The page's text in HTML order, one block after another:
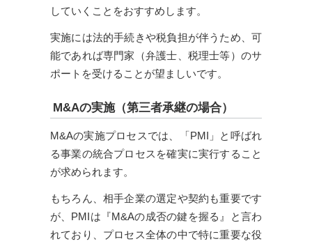
していくことをおすすめします。
実施には法的手続きや税負担が伴うため、可
能であれば専門家（弁護士、税理士等）のサ
ポートを受けることが望ましいです。
M&Aの実施（第三者承継の場合）
M&Aの実施プロセスでは、「PMI」と呼ばれ
る事業の統合プロセスを確実に実行すること
が求められます。
もちろん、相手企業の選定や契約も重要です
が、PMIは『M&Aの成否の鍵を握る』と言わ
れており、プロセス全体の中で特に重要な役